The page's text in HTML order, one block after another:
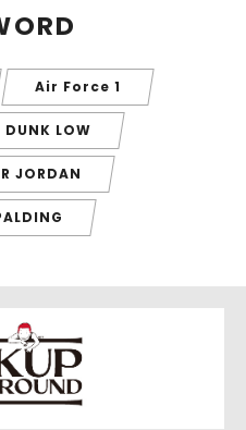
Air Force 1
DUNK LOW
JORDAN